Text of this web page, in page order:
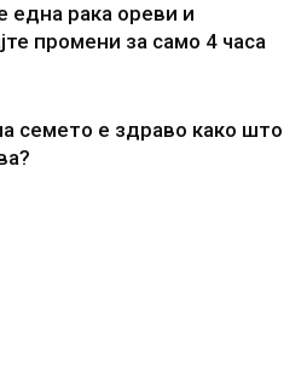
една рака ореви и
промени за само 4 часа
семето е здраво како што